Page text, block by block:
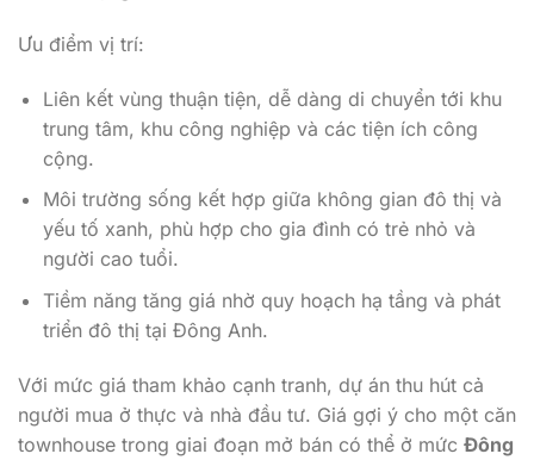
Ưu điểm vị trí:
Liên kết vùng thuận tiện, dễ dàng di chuyển tới khu
trung tâm, khu công nghiệp và các tiện ích công
cộng.
Môi trường sống kết hợp giữa không gian đô thị và
yếu tố xanh, phù hợp cho gia đình có trẻ nhỏ và
người cao tuổi.
Tiềm năng tăng giá nhờ quy hoạch hạ tầng và phát
triển đô thị tại Đông Anh.
Với mức giá tham khảo cạnh tranh, dự án thu hút cả
người mua ở thực và nhà đầu tư. Giá gợi ý cho một căn
townhouse trong giai đoạn mở bán có thể ở mức Đông